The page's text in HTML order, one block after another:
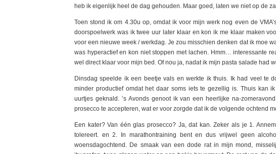
heb ik eigenlijk heel de dag gehouden. Maar goed, laten we niet op de
Toen stond ik om 4.30u op, omdat ik voor mijn werk nog even de
doorspoelwerk was ik twee uur later klaar en kon ik me klaar maken
voor een nieuwe week / werkdag. Je zou misschien denken dat ik moe
was hyperactief en kon niet stoppen met lachen. Hmm… interessante
wel direct klaar voor mijn bed. Of nou ja, nadat ik mijn pasta salade had
Dinsdag speelde ik een beetje vals en werkte ik thuis. Ik had veel te
minder productief omdat het daar soms iets te gezellig is. Thuis kan
uurtjes geknald. ’s Avonds genoot ik van een heerlijke na-
prosecco te accepteren, wat er voor zorgde dat ik de volgende ochtend
Een kater? Van één glas prosecco? Ja, dat kan. Zeker als je 1.
tolereert. en 2. In marathontraining bent en dus vrijwel geen
woensdagochtend. De smaak van een dode rat in mijn mond,